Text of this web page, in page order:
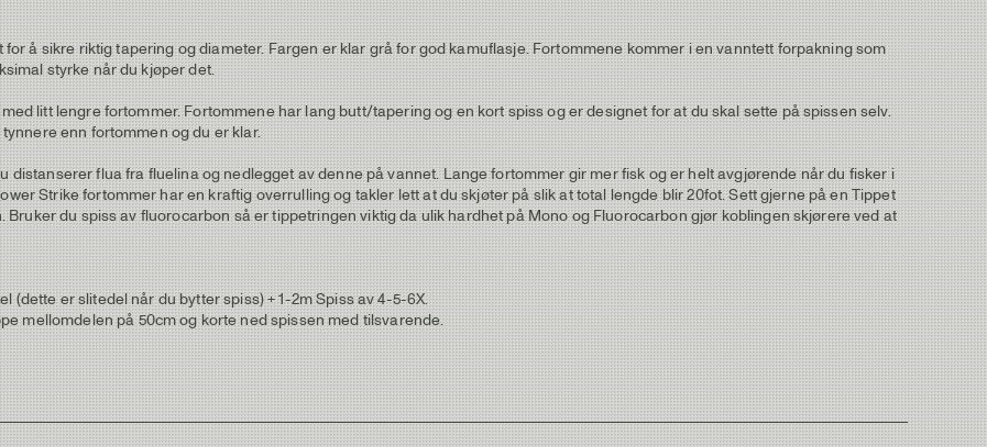
å sikre riktig tapering og diameter. Fargen er klar grå for god kamuflasje. Fortommene kommer i en vanntett forpakning som
styrke når du kjøper det.
litt lengre fortommer. Fortommene har lang butt/tapering og en kort spiss og er designet for at du skal sette på spissen selv.
enn fortommen og du er klar.
distanserer flua fra fluelina og nedlegget av denne på vannet. Lange fortommer gir mer fisk og er helt avgjørende når du fisker i
Strike fortommer har en kraftig overrulling og takler lett at du skjøter på slik at total lengde blir 20fot. Sett gjerne på en Tippet
du spiss av fluorocarbon så er tippetringen viktig da ulik hardhet på Mono og Fluorocarbon gjør koblingen skjørere ved at
(dette er slitedel når du bytter spiss) + 1-2m Spiss av 4-5-6X.
mellomdelen på 50cm og korte ned spissen med tilsvarende.